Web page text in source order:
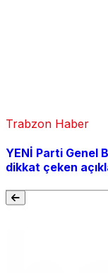
Trabzon Haber
YENİ Parti Genel
dikkat çeken